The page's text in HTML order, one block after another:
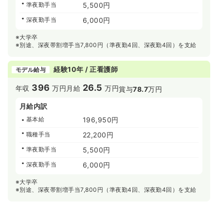
準夜勤手当 5,500円
深夜勤手当 6,000円
※大学卒
※別途、深夜帯割増手当7,800円（準夜勤4回、深夜勤4回）を支給
モデル給与 経験10年 / 正看護師
年収 396 万円 月給 26.5 万円賞与78.7万円
月給内訳
基本給 196,950円
職種手当 22,200円
準夜勤手当 5,500円
深夜勤手当 6,000円
※大学卒
※別途、深夜帯割増手当7,800円（準夜勤4回、深夜勤4回）を支給